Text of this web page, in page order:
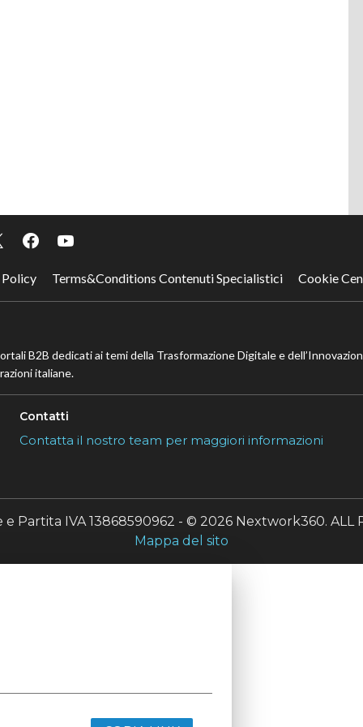
Terms&Conditions Contenuti Specialistici Cookie
B2B dedicati ai temi della Trasformazione Digitale e
italiane.
Contatti
Contatta il nostro team per maggiori informazioni
Partita IVA 13868590962 - © 2026 Nextwork360. ALL
Mappa del sito